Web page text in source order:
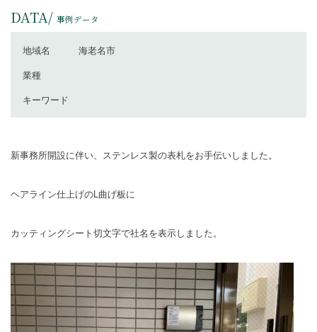
DATA/ 事例データ
地域名
海老名市
業種
キーワード
新事務所開設に伴い、ステンレス製の表札をお手伝いしました。
ヘアライン仕上げのL曲げ板に
カッティングシート切文字で社名を表示しました。